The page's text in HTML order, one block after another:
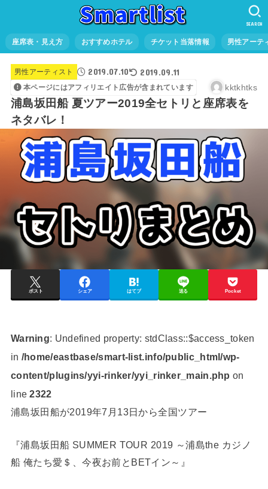
座席表・見え方 おすすめホテル チケット当落情報 男性アーテ
SEARCH
男性アーティスト 2019.07.10 2019.09.11
本ページにはアフィリエイト広告が含まれています kktkhtks
浦島坂田船 夏ツアー2019全セトリと座席表を
ネタバレ！
ポスト シェア はてブ 送る Pocket
Warning: Undefined property: stdClass::$access_token
in /home/eastbase/smart-list.info/public_html/wp-
content/plugins/yyi-rinker/yyi_rinker_main.php on
line2322
浦島坂田船が2019年7月13日から全国ツアー
『浦島坂田船 SUMMER TOUR 2019 ～浦島the カジノ
船 俺たち愛＄、今夜お前とBETイン～』